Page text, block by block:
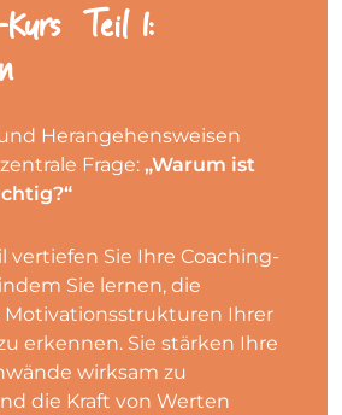
– Teil 1:
Herangehensweisen
Frage: „Warum ist
vertiefen Sie Ihre Coaching-
Sie lernen, die
Ihrer
erkennen. Sie stärken Ihre
wirksam zu
die Kraft von Werten